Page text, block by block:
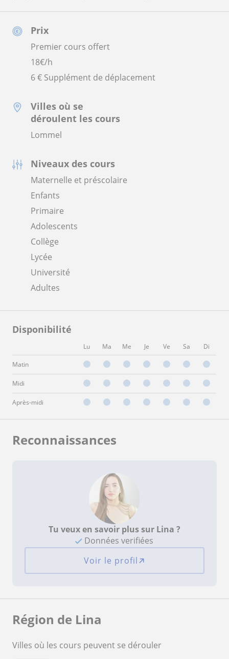
Prix
Premier cours offert
18€/h
6 € Supplément de déplacement
Villes où se
déroulent les cours
Lommel
Niveaux des cours
Maternelle et préscolaire
Enfants
Primaire
Adolescents
Collège
Lycée
Université
Adultes
Disponibilité
Lu Ma Me Je Ve Sa Di
Matin
Midi
Après-midi
Reconnaissances
Tu veux en savoir plus sur Lina ?
Données verifiées
Voir le profil
Région de Lina
Villes où les cours peuvent se dérouler